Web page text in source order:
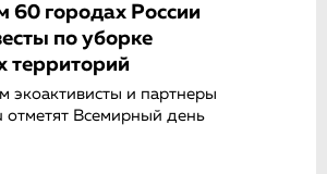
60 городах России
по уборке
территорий
экоактивисты и партнеры
отметят Всемирный день